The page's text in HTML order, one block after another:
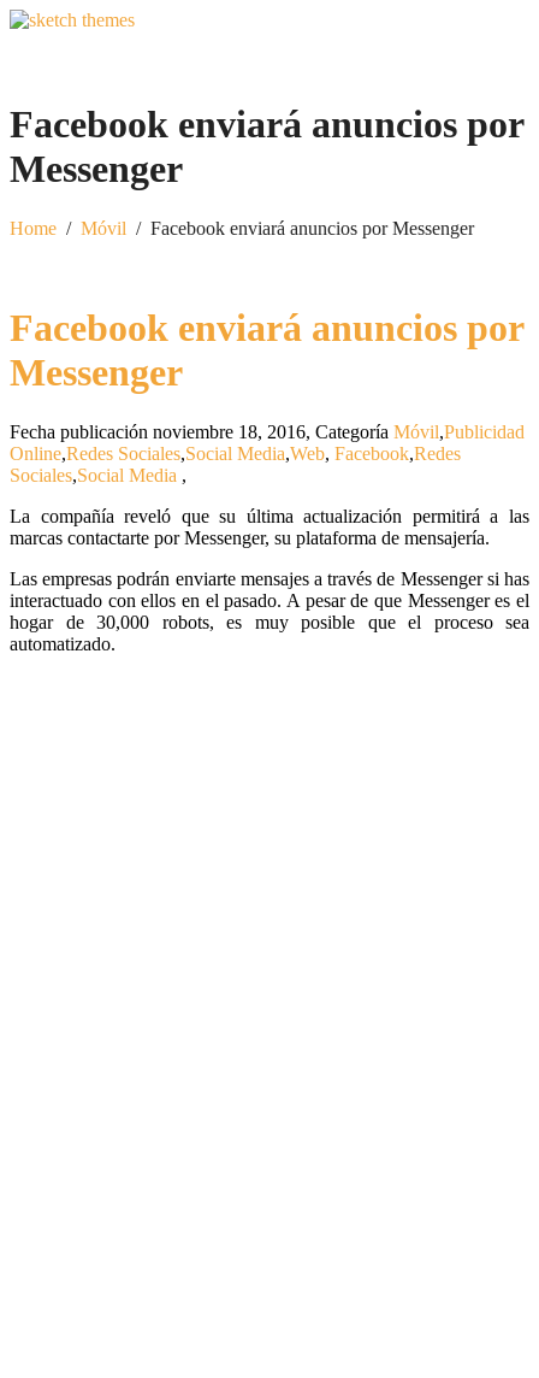
Facebook enviará anuncios por
Messenger
Home / Móvil / Facebook enviará anuncios por Messenger
Facebook enviará anuncios por
Messenger
Fecha publicación noviembre 18, 2016, Categoría Móvil,Publicidad
Online,Redes Sociales,Social Media,Web, Facebook,Redes
Sociales,Social Media ,
La compañía reveló que su última actualización permitirá a las
marcas contactarte por Messenger, su plataforma de mensajería.
Las empresas podrán enviarte mensajes a través de Messenger si has
interactuado con ellos en el pasado. A pesar de que Messenger es el
hogar de 30,000 robots, es muy posible que el proceso sea
automatizado.